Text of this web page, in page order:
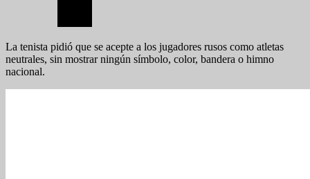
La tenista pidió que se acepte a los jugadores rusos como atletas
neutrales, sin mostrar ningún símbolo, color, bandera o himno
nacional.